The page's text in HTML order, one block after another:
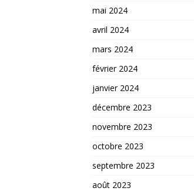
mai 2024
avril 2024
mars 2024
février 2024
janvier 2024
décembre 2023
novembre 2023
octobre 2023
septembre 2023
août 2023